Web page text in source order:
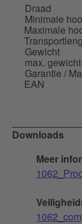
Draad
Minimale
Maximale
Gewicht
max.
Garantie /
EAN
Downloads
Meer